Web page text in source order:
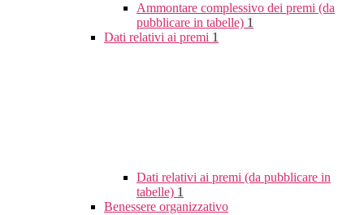
Ammontare complessivo dei premi (da
pubblicare in tabelle) 1
Dati relativi ai premi 1
Dati relativi ai premi (da pubblicare in
tabelle) 1
Benessere organizzativo